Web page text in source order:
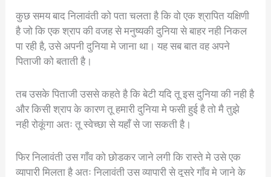
कुछ समय बाद निलावंती को पता चलता है कि वो एक श्रापित यक्षिणी
है जो कि एक श्राप की वजह से मनुष्यकी दुनिया से बाहर नही निकल
पा रही है, उसे अपनी दुनिया मे जाना था। यह सब बात वह अपने
पिताजी को बताती है।
तब उसके पिताजी उससे कहते है कि बेटी यदि तू इस दुनिया की नही है
और किसी श्राप के कारण तू हमारी दुनिया मे फसी हुई है तो मै तुझे
नही रोकूंगा अतः तू स्वेच्छा से यहाँ से जा सकती है।
फिर निलावंती उस गाँव को छोडकर जाने लगी कि रास्ते मे उसे एक
व्यापारी मिलता है अतः निलावंती उस व्यापारी से दूसरे गाँव मे जाने के